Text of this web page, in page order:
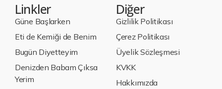
Linkler
Güne Başlarken
Eti de Kemiği de Benim
Bugün Diyetteyim
Denizden Babam Çıksa
Yerim
Diğer
Gizlilik Politikası
Çerez Politikası
Üyelik Sözleşmesi
KVKK
Hakkımızda